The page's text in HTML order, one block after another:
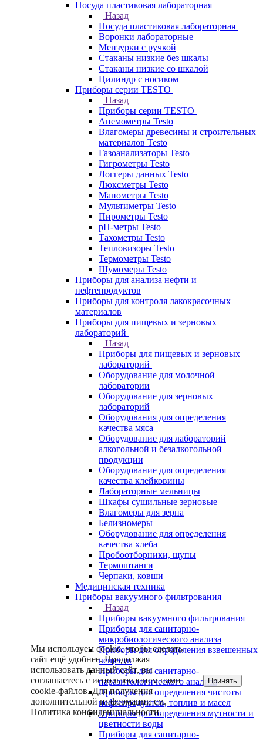
Посуда пластиковая лабораторная
Назад
Посуда пластиковая лабораторная
Воронки лабораторные
Мензурки с ручкой
Стаканы низкие без шкалы
Стаканы низкие со шкалой
Цилиндр с носиком
Приборы серии TESTO
Назад
Приборы серии TESTO
Анемометры Testo
Влагомеры древесины и строительных
материалов Testo
Газоанализаторы Testo
Гигрометры Testo
Логгеры данных Testo
Люксметры Testo
Манометры Testo
Мультиметры Testo
Пирометры Testo
pH-метры Testo
Тахометры Testo
Тепловизоры Testo
Термометры Testo
Шумомеры Testo
Приборы для анализа нефти и
нефтепродуктов
Приборы для контроля лакокрасочных
материалов
Приборы для пищевых и зерновых
лабораторий
Назад
Приборы для пищевых и зерновых
лабораторий
Оборудование для молочной
лаборатории
Оборудование для зерновых
лабораторий
Оборудования для определения
качества мяса
Оборудование для лабораторий
алкогольной и безалкогольной
продукции
Оборудование для определения
качества клейковины
Лабораторные мельницы
Шкафы сушильные зерновые
Влагомеры для зерна
Белизномеры
Оборудование для определения
качества хлеба
Пробоотборники, щупы
Термоштанги
Черпаки, ковши
Медицинская техника
Приборы вакуумного фильтрования
Назад
Приборы вакуумного фильтрования
Приборы для санитарно-
микробиологического анализа
Приборы для определения взвешенных
веществ
Приборы для санитарно-
паразитологического анализа
Приборы для определения чистоты
нефтепродуктов, топлив и масел
Приборы для определения мутности и
цветности воды
Приборы для санитарно-
Мы используем cookie, чтобы сделать
сайт ещё удобнее. Продолжая
использовать данный сайт, вы
соглашаетесь с использованием нами
cookie-файлов. Для получения
дополнительной информации см.
Политика конфиденциальности.
Принять